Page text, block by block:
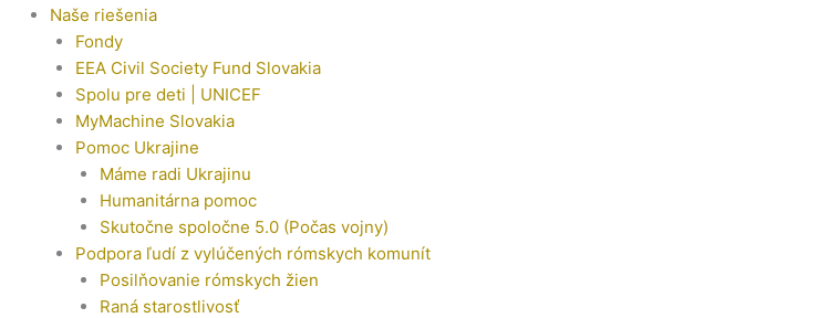
Naše riešenia
Fondy
EEA Civil Society Fund Slovakia
Spolu pre deti | UNICEF
MyMachine Slovakia
Pomoc Ukrajine
Máme radi Ukrajinu
Humanitárna pomoc
Skutočne spoločne 5.0 (Počas vojny)
Podpora ľudí z vylúčených rómskych komunít
Posilňovanie rómskych žien
Raná starostlivosť